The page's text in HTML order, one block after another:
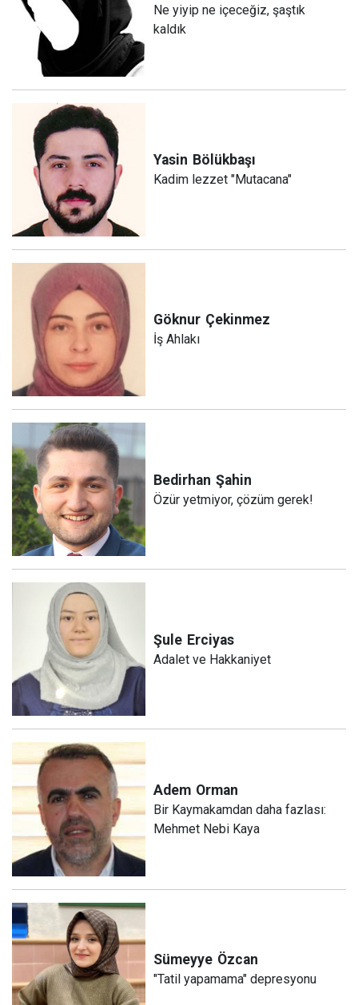
Ne yiyip ne içeceğiz, şaştık
kaldık
Yasin Bölükbaşı
Kadim lezzet "Mutacana"
Göknur Çekinmez
İş Ahlakı
Bedirhan Şahin
Özür yetmiyor, çözüm gerek!
Şule Erciyas
Adalet ve Hakkaniyet
Adem Orman
Bir Kaymakamdan daha fazlası:
Mehmet Nebi Kaya
Sümeyye Özcan
"Tatil yapamama" depresyonu